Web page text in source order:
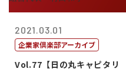
2021.03.01
企業家倶楽部アーカイブ
Vol.77【日の丸キャピタリ